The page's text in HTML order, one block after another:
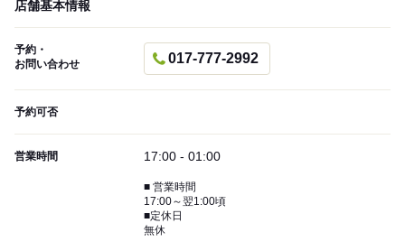
店舗基本情報
予約・
お問い合わせ
017-777-2992
予約可否
営業時間 17:00 - 01:00
■ 営業時間
17:00～翌1:00頃
■定休日
無休